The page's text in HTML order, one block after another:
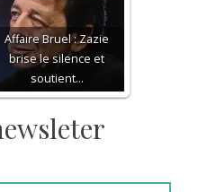
Affaire Bruel : Zazie
brise le silence et
soutient…